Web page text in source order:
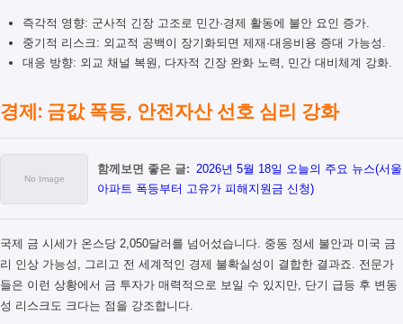
즉각적 영향: 군사적 긴장 고조로 민간·경제 활동에 불안 요인 증가.
중기적 리스크: 외교적 공백이 장기화되면 제재·대응비용 증대 가능성.
대응 방향: 외교 채널 복원, 다자적 긴장 완화 노력, 민간 대비체계 강화.
경제: 금값 폭등, 안전자산 선호 심리 강화
함께보면 좋은 글: 2026년 5월 18일 오늘의 주요 뉴스(서울
아파트 폭등부터 고유가 피해지원금 신청)
국제 금 시세가 온스당 2,050달러를 넘어섰습니다. 중동 정세 불안과 미국 금
리 인상 가능성, 그리고 전 세계적인 경제 불확실성이 결합한 결과죠. 전문가
들은 이런 상황에서 금 투자가 매력적으로 보일 수 있지만, 단기 급등 후 변동
성 리스크도 크다는 점을 강조합니다.